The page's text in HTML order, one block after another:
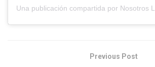
Previous Post